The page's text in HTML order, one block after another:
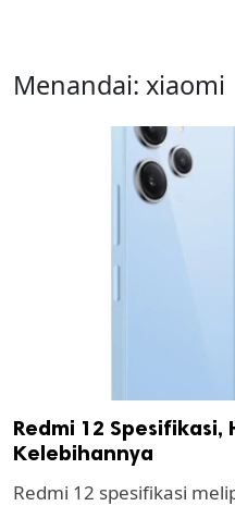
Menandai: xiaomi
Redmi 12 Spesifikasi,
Kelebihannya
Redmi 12 spesifikasi